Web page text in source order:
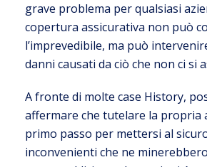
grave problema per qualsiasi
copertura assicurativa non può
l’imprevedibile, ma può
danni causati da ciò che non ci si
A fronte di molte case History,
affermare che tutelare la propria
primo passo per mettersi al
inconvenienti che ne